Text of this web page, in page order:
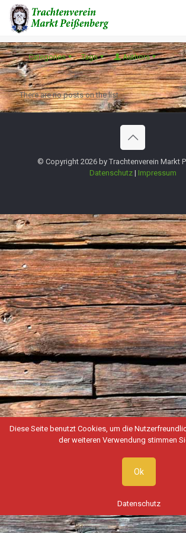
Categories Tags Authors
There are no posts on the list.
© Copyright 2026 by Trachtenverein Markt
Datenschutz| Impressum
Diese Seite benutzt Cookies, um die
der weiteren Verwendung stimmen
Ok
Datenschutz